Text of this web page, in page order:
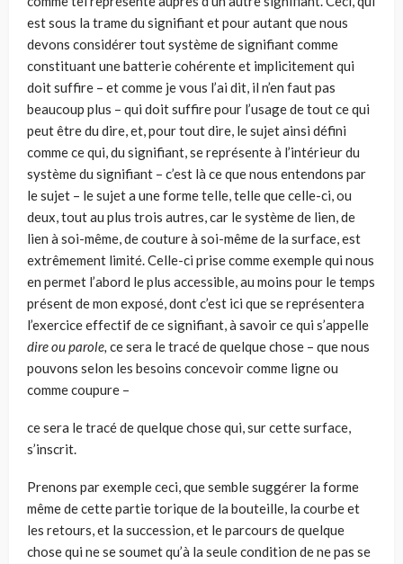
est sous la trame du signifiant et pour autant que nous
devons considérer tout système de signifiant comme
constituant une batterie cohérente et implicitement qui
doit suffire – et comme je vous l’ai dit, il n’en faut pas
beaucoup plus – qui doit suffire pour l’usage de tout ce qui
peut être du dire, et, pour tout dire, le sujet ainsi défini
comme ce qui, du signifiant, se représente à l’intérieur du
système du signifiant – c’est là ce que nous enten­dons par
le sujet – le sujet a une forme telle, telle que celle-ci, ou
deux, tout au plus trois autres, car le système de lien, de
lien à soi-même, de couture à soi-même de la surface, est
extrêmement limité. Celle-ci prise comme exemple qui nous
en permet l’abord le plus accessible, au moins pour le temps
présent de mon exposé, dont c’est ici que se représentera
l’exercice effectif de ce signifiant, à savoir ce qui s’appelle
dire ou parole, ce sera le tracé de quelque chose – que nous
pouvons selon les besoins concevoir comme ligne ou
comme coupure –
ce sera le tracé de quelque chose qui, sur cette surface,
s’inscrit.
Prenons par exemple ceci, que semble suggérer la forme
même de cette par­tie torique de la bouteille, la courbe et
les retours, et la succession, et le parcours de quelque
chose qui ne se soumet qu’à la seule condition de ne pas se